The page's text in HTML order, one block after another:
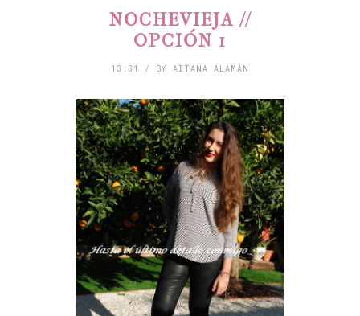
NOCHEVIEJA //
OPCIÓN 1
13:31 / BY AITANA ALAMÁN